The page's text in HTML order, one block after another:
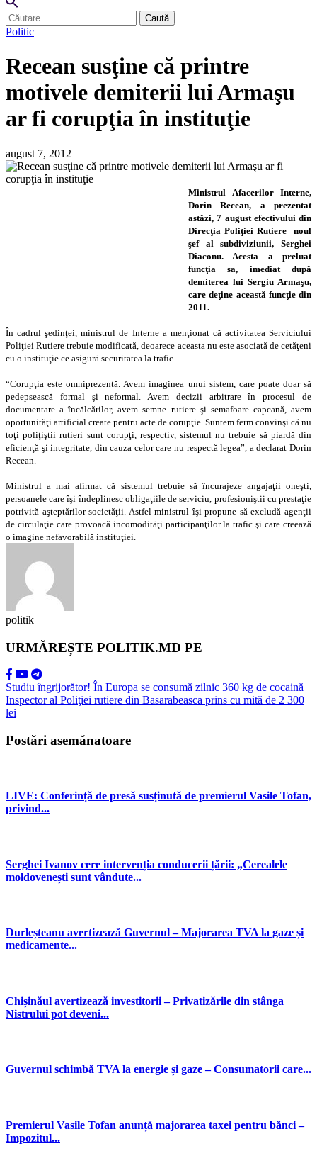
Caută
după:
Politic
Recean susţine că printre
motivele demiterii lui Armaşu
ar fi corupţia în instituţie
august 7, 2012
Ministrul Afacerilor Interne,
Dorin Recean, a prezentat
astăzi, 7 august efectivului din
Direcţia Poliţiei Rutiere noul
şef al subdiviziunii, Serghei
Diaconu. Acesta a preluat
funcţia sa, imediat după
demiterea lui Sergiu Armaşu,
care deţine această funcţie din
2011.
În cadrul şedinţei, ministrul de Interne a menţionat că activitatea Serviciului
Poliţiei Rutiere trebuie modificată, deoarece aceasta nu este asociată de cetăţeni
cu o instituţie ce asigură securitatea la trafic.
“Corupţia este omniprezentă. Avem imaginea unui sistem, care poate doar să
pedepsească formal şi neformal. Avem decizii arbitrare în procesul de
documentare a încălcărilor, avem semne rutiere şi semafoare capcană, avem
oportunităţi artificial create pentru acte de corupţie. Suntem ferm convinşi că nu
toţi poliţiştii rutieri sunt corupţi, respectiv, sistemul nu trebuie să piardă din
eficienţă şi integritate, din cauza celor care nu respectă legea”, a declarat Dorin
Recean.
Ministrul a mai afirmat că sistemul trebuie să încurajeze angajaţii oneşti,
persoanele care îşi îndeplinesc obligaţiile de serviciu, profesioniştii cu prestaţie
potrivită aşteptărilor societăţii. Astfel ministrul îşi propune să excludă agenţii
de circulaţie care provoacă incomodităţi participanţilor la trafic şi care creează
o imagine nefavorabilă instituţiei.
politik
URMĂREȘTE POLITIK.MD PE
Studiu îngrijorător! În Europa se consumă zilnic 360 kg de cocaină
Inspector al Poliţiei rutiere din Basarabeasca prins cu mită de 2 300
lei
Postări asemănatoare
LIVE: Conferință de presă susținută de premierul Vasile Tofan,
privind...
Serghei Ivanov cere intervenția conducerii țării: „Cerealele
moldovenești sunt vândute...
Durleșteanu avertizează Guvernul – Majorarea TVA la gaze și
medicamente...
Chișinăul avertizează investitorii – Privatizările din stânga
Nistrului pot deveni...
Guvernul schimbă TVA la energie și gaze – Consumatorii care...
Premierul Vasile Tofan anunță majorarea taxei pentru bănci –
Impozitul...